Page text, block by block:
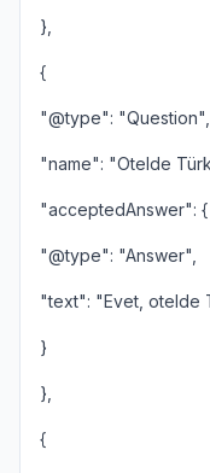
},
{
"@type": "Question",
"name": "Otelde Türk
"acceptedAnswer": {
"@type": "Answer",
"text": "Evet, otelde
}
},
{